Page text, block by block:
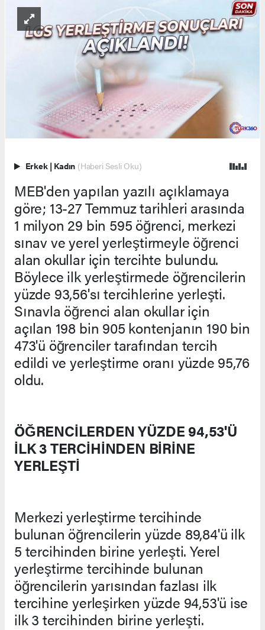
Erkek | Kadın (Haberi Sesli Oku)
MEB'den yapılan yazılı açıklamaya
göre; 13-27 Temmuz tarihleri arasında
1 milyon 29 bin 595 öğrenci, merkezi
sınav ve yerel yerleştirmeyle öğrenci
alan okullar için tercihte bulundu.
Böylece ilk yerleştirmede öğrencilerin
yüzde 93,56'sı tercihlerine yerleşti.
Sınavla öğrenci alan okullar için
açılan 198 bin 905 kontenjanın 190 bin
473'ü öğrenciler tarafından tercih
edildi ve yerleştirme oranı yüzde 95,76
oldu.
ÖĞRENCİLERDEN YÜZDE 94,53'Ü
İLK 3 TERCİHİNDEN BİRİNE
YERLEŞTİ
Merkezi yerleştirme tercihinde
bulunan öğrencilerin yüzde 89,84'ü ilk
5 tercihinden birine yerleşti. Yerel
yerleştirme tercihinde bulunan
öğrencilerin yarısından fazlası ilk
tercihine yerleşirken yüzde 94,53'ü ise
ilk 3 tercihinden birine yerleşti.